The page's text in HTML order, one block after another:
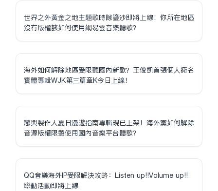
世界之外黃金之地主題歌時隙鎏沙即將上線！你所在地區
沒有版權該如何使用網易雲音樂聽歌？
海外如何解除地區受限聽國內新歌？王俊凱首張個人同名
實體專輯WJK第三篇章K今日上線！
戀與製作人夏日漫遊指南專輯現已上架！海外黨如何解除
音源版權限制使用國內音樂平台聽歌？
QQ音樂海外IP受限解決攻略：Listen up!!Volume up!!
聯動活動即將上線